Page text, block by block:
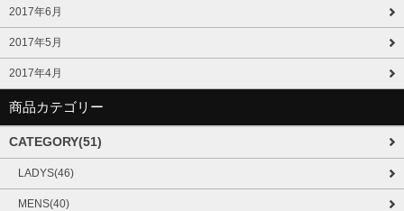
2017年6月
2017年5月
2017年4月
商品カテゴリー
CATEGORY(51)
LADYS(46)
MENS(40)